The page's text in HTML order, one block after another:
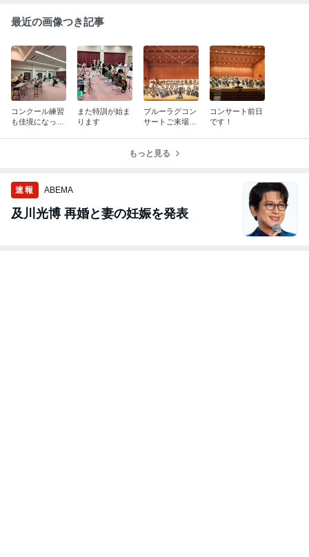
最近の画像つき記事
コンクール練習
も佳境になって
また特訓が始ま
ります
ブルーラグコン
サートご来場あ
コンサート前日
です！
もっと見る
速報 ABEMA
及川光博 再婚と妻の妊娠を発表